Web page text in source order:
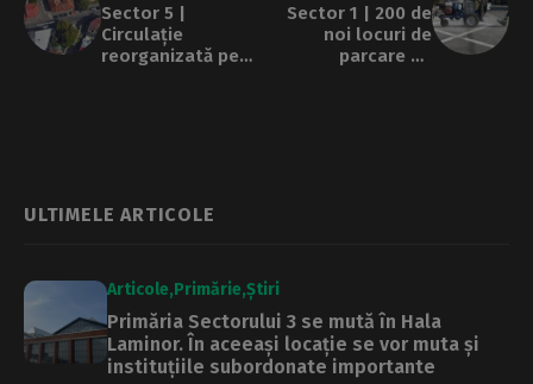
Sector 5 |
Circulație
reorganizată pe
Sector 1 | 200 de
noi locuri de
parcare de
ULTIMELE ARTICOLE
Articole Primărie Știri
Primăria Sectorului 3 se mută în Hala
Laminor. În aceeași locație se vor muta și
instituțiile subordonate importante